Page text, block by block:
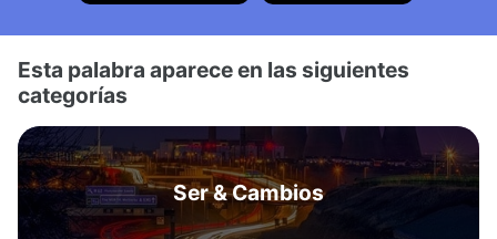
Esta palabra aparece en las siguientes
categorías
Ser & Cambios